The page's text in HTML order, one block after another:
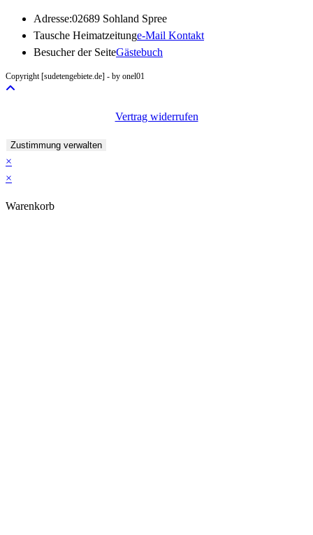
Adresse:02689 Sohland Spree
Tausche Heimatzeitunge-Mail KontaktOpens
Besucher der SeiteGästebuch
Copyright [sudetengebiete.de] - by onel01
Vertrag widerrufen
Zustimmung verwalten
×
×
Warenkorb